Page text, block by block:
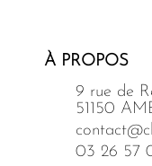
À PROPOS
9 rue de
51150
03 26 57